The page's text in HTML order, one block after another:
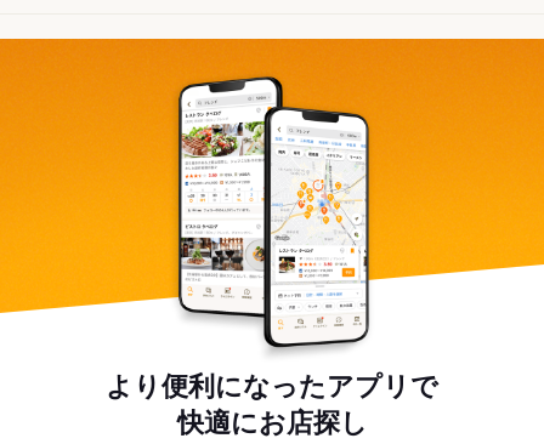
より便利になったアプリで
快適にお店探し